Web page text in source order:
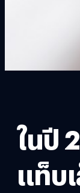
ในปี
แท็บ